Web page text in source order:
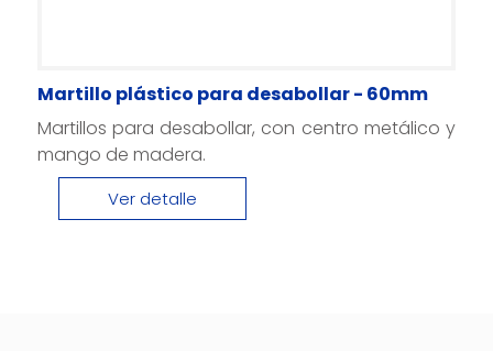
Martillo plástico para desabollar - 60mm
Martillos para desabollar, con centro metálico y
mango de madera.
Ver detalle